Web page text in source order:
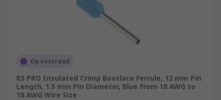
Op voorraad
RS PRO Insulated Crimp Bootlace Ferrule, 12 mm Pin
Length, 1.5 mm Pin Diameter, Blue from 18 AWG to
18 AWG Wire Size